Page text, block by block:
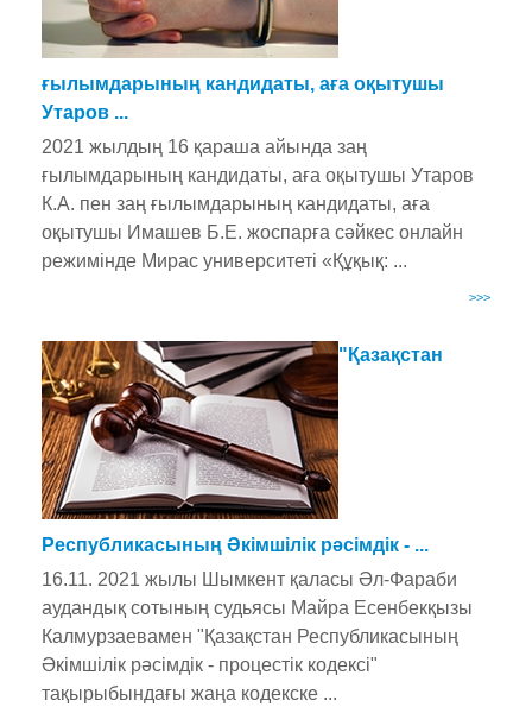
ғылымдарының кандидаты, аға оқытушы
Утаров ...
2021 жылдың 16 қараша айында заң
ғылымдарының кандидаты, аға оқытушы Утаров
К.А. пен заң ғылымдарының кандидаты, аға
оқытушы Имашев Б.Е. жоспарға сәйкес онлайн
режимінде Мирас университеті «Құқық: ...
>>>
"Қазақстан
Республикасының Әкімшілік рәсімдік - ...
16.11. 2021 жылы Шымкент қаласы Әл-Фараби
аудандық сотының судьясы Майра Есенбекқызы
Калмурзаевамен "Қазақстан Республикасының
Әкімшілік рәсімдік - процестік кодексі"
тақырыбындағы жаңа кодекске ...